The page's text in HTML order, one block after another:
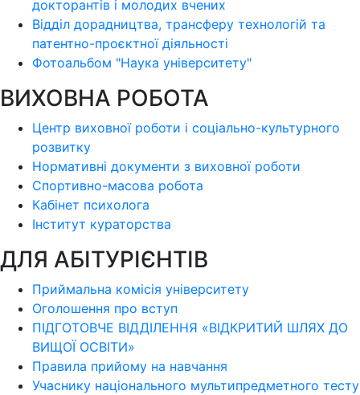
докторантів і молодих вчених
Відділ дорадництва, трансферу технологій та
патентно-проєктної діяльності
Фотоальбом "Наука університету"
ВИХОВНА РОБОТА
Центр виховної роботи і соціально-культурного
розвитку
Нормативні документи з виховної роботи
Спортивно-масова робота
Кабінет психолога
Інститут кураторства
ДЛЯ АБІТУРІЄНТІВ
Приймальна комісія університету
Оголошення про вступ
ПІДГОТОВЧЕ ВІДДІЛЕННЯ «ВІДКРИТИЙ ШЛЯХ ДО
ВИЩОЇ ОСВІТИ»
Правила прийому на навчання
Учаснику національного мультипредметного тесту